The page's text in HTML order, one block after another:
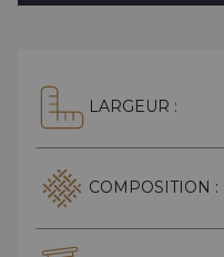
LARGEUR :
COMPOSITION :